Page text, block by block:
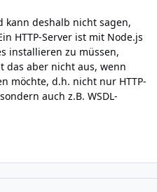
kann deshalb nicht sagen,
HTTP-Server ist mit Node.js
installieren zu müssen,
das aber nicht aus, wenn
möchte, d.h. nicht nur HTTP-
auch z.B. WSDL-